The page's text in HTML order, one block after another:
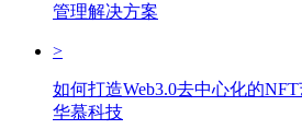
管理解决方案
>
如何打造Web3.0去中心化的
华慕科技